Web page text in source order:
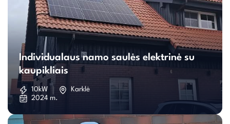
Individualaus
namo
saulės
elektrinė
su
Individualaus namo saulės elektrinė su
kaupikliais
10kW
Karklė
2024 m.